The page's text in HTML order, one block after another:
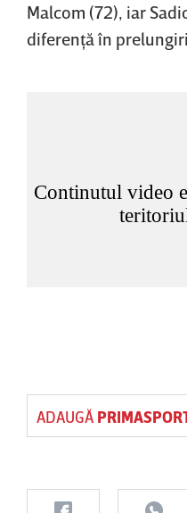
Malcom (72), iar
diferenţă în
ADAUGĂ